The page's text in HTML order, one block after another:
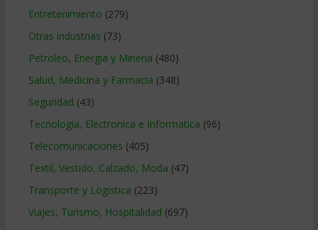
Entretenimiento (279)
Otras industrias (73)
Petroleo, Energia y Mineria (480)
Salud, Medicina y Farmacia (348)
Seguridad (43)
Tecnologia, Electronica e Informatica (96)
Telecomunicaciones (405)
Textil, Vestido, Calzado, Moda (47)
Transporte y Logistica (223)
Viajes, Turismo, Hospitalidad (697)